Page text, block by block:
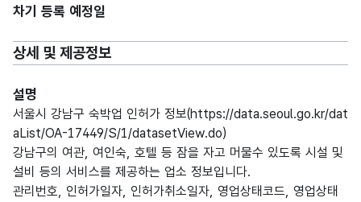
차기 등록 예정일
상세 및 제공정보
설명
서울시 강남구 숙박업 인허가 정보(https://data.seoul.go.kr/dat
aList/OA-17449/S/1/datasetView.do)
강남구의 여관, 여인숙, 호텔 등 잠을 자고 머물수 있도록 시설 및
설비 등의 서비스를 제공하는 업소 정보입니다.
관리번호, 인허가일자, 인허가취소일자, 영업상태코드, 영업상태